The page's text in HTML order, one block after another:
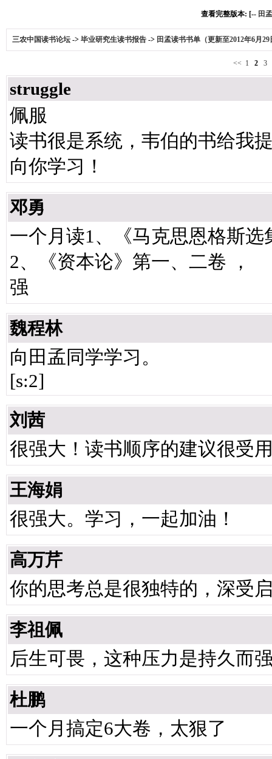
查看完整版本: [-- 田
三农中国读书论坛 -> 毕业研究生读书报告 -> 田孟读书书单（更新至2012年6月29
<< 1 2 3
struggle
佩服
读书很是系统，韦伯的书给我
向你学习！
邓勇
一个月读1、《马克思恩格斯
2、《资本论》第一、二卷 ，
强
魏程林
向田孟同学学习。
[s:2]
刘茜
很强大！读书顺序的建议很受
王海娟
很强大。学习，一起加油！
高万芹
你的思考总是很独特的，深受
李祖佩
后生可畏，这种压力是持久而
杜鹏
一个月搞定6大卷，太狠了